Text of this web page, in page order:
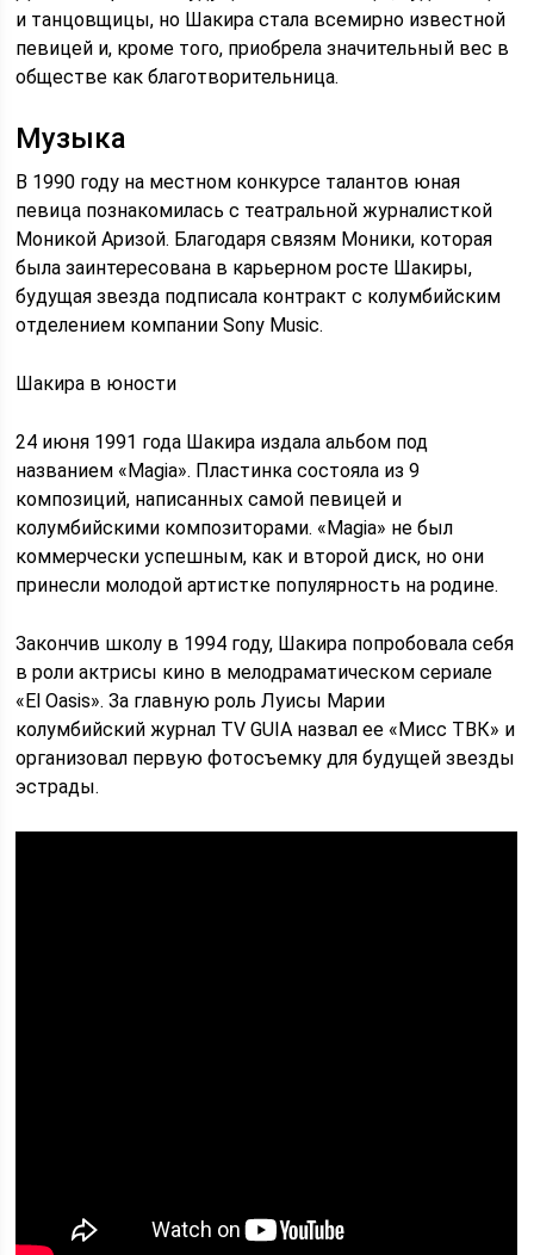
и танцовщицы, но Шакира стала всемирно известной
певицей и, кроме того, приобрела значительный вес в
обществе как благотворительница.
Музыка
В 1990 году на местном конкурсе талантов юная
певица познакомилась с театральной журналисткой
Моникой Аризой. Благодаря связям Моники, которая
была заинтересована в карьерном росте Шакиры,
будущая звезда подписала контракт с колумбийским
отделением компании Sony Music.
Шакира в юности
24 июня 1991 года Шакира издала альбом под
названием «Magia». Пластинка состояла из 9
композиций, написанных самой певицей и
колумбийскими композиторами. «Magia» не был
коммерчески успешным, как и второй диск, но они
принесли молодой артистке популярность на родине.
Закончив школу в 1994 году, Шакира попробовала себя
в роли актрисы кино в мелодраматическом сериале
«El Oasis». За главную роль Луисы Марии
колумбийский журнал TV GUIA назвал ее «Мисс ТВК» и
организовал первую фотосъемку для будущей звезды
эстрады.